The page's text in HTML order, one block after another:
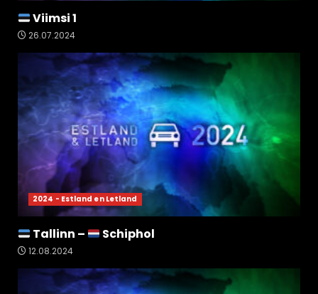
Viimsi 1
26.07.2024
2024 - Estland en Letland
Tallinn – Schiphol
12.08.2024